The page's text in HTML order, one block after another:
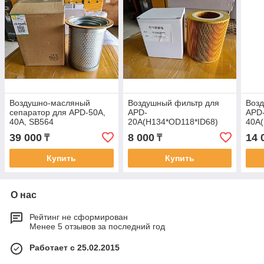
Воздушно-масляный
сепаратор для APD-50A,
40A, SB564
39 000 ₸
Купить
Воздушный фильтр для
APD-
20A(H134*OD118*ID68)
8 000₸
Купить
14
О нас
Рейтинг не сформирован
Менее 5 отзывов за последний год
Работает с 25.02.2015